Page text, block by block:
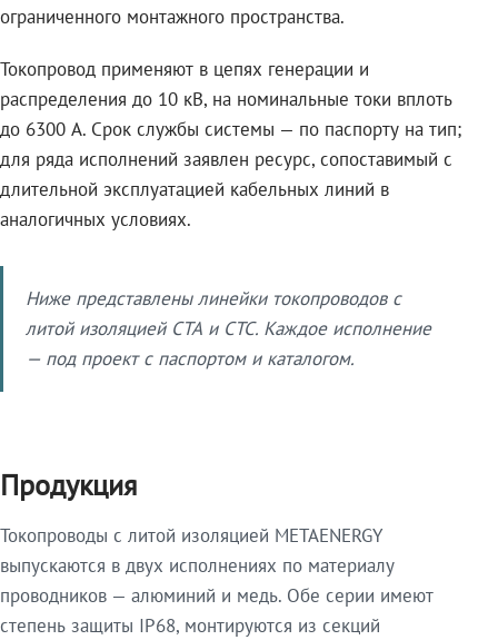
ограниченного монтажного пространства.
Токопровод применяют в цепях генерации и
распределения до 10 кВ, на номинальные токи вплоть
до 6300 А. Срок службы системы — по паспорту на тип;
для ряда исполнений заявлен ресурс, сопоставимый с
длительной эксплуатацией кабельных линий в
аналогичных условиях.
Ниже представлены линейки токопроводов с
литой изоляцией СТА и СТС. Каждое исполнение
— под проект с паспортом и каталогом.
Продукция
Токопроводы с литой изоляцией METAENERGY
выпускаются в двух исполнениях по материалу
проводников — алюминий и медь. Обе серии имеют
степень защиты IP68, монтируются из секций